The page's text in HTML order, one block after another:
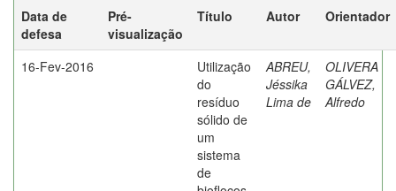
Data de
defesa
Pré-
visualização
Título Autor Orientador
16-Fev-2016
Utilização
do
resíduo
sólido de
um
sistema
de
ABREU,
Jéssika
Lima de
OLIVERA
GÁLVEZ,
Alfredo